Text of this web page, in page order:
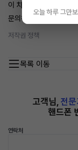
이 차량에 대한 장기렌
문의해 주세요. 볼보
저작권 정책
목록 이동
고객님, 전
핸드폰
연락처
오늘 하루 그만